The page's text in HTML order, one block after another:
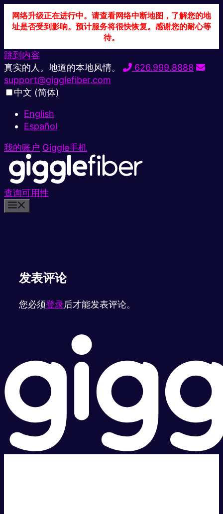
网络升级正在进行中。请查看网络中断地图，了解您的地
址是否受到影响。预计服务将很快恢复。感谢您的耐心等
待。
跳到内容
真实的人。地道的本地风情。
626.999.8888
support@gigglefiber.com
中文 (简体)
English
Español
我的账户 Giggle手机
查询可用性
发表评论
您必须登录后才能发表评论。